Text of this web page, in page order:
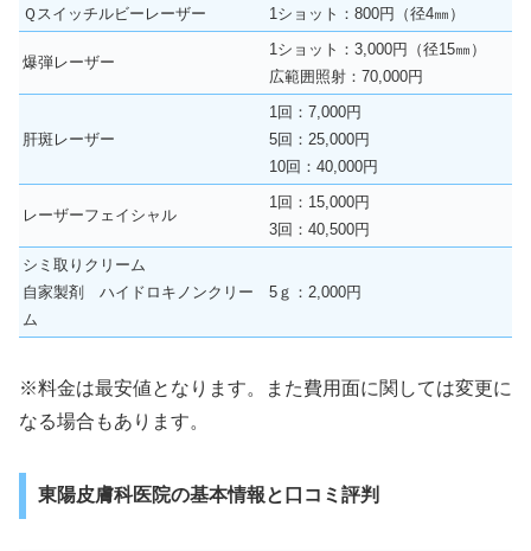
Ｑスイッチルビーレーザー
1ショット：800円（径4㎜）
爆弾レーザー
1ショット：3,000円（径15㎜）
広範囲照射：70,000円
肝斑レーザー
1回：7,000円
5回：25,000円
10回：40,000円
レーザーフェイシャル
1回：15,000円
3回：40,500円
シミ取りクリーム
自家製剤 ハイドロキノンクリー
ム
5ｇ：2,000円
※料金は最安値となります。また費用面に関しては変更に
なる場合もあります。
東陽皮膚科医院の基本情報と口コミ評判